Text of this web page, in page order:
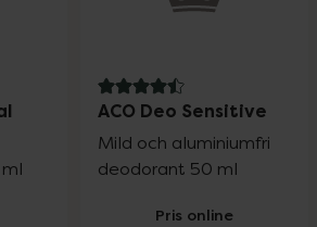
4.5 av 5 i omdöme
ACO Deo Sensitive
Mild och aluminiumfri
deodorant 50 ml
Pris online